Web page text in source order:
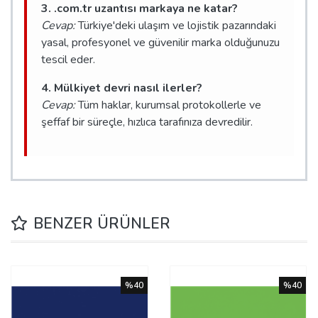
3. .com.tr uzantısı markaya ne katar?
Cevap:Türkiye'deki ulaşım ve lojistik pazarındaki
yasal, profesyonel ve güvenilir marka olduğunuzu
tescil eder.
4. Mülkiyet devri nasıl ilerler?
Cevap:Tüm haklar, kurumsal protokollerle ve
şeffaf bir süreçle, hızlıca tarafınıza devredilir.
BENZER ÜRÜNLER
%40 %40